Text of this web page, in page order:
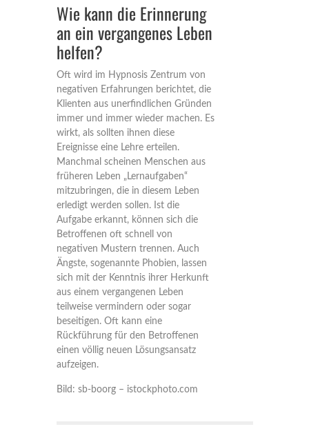
Wie kann die Erinnerung
an ein vergangenes Leben
helfen?
Oft wird im Hypnosis Zentrum von
negativen Erfahrungen berichtet, die
Klienten aus unerfindlichen Gründen
immer und immer wieder machen. Es
wirkt, als sollten ihnen diese
Ereignisse eine Lehre erteilen.
Manchmal scheinen Menschen aus
früheren Leben „Lernaufgaben“
mitzubringen, die in diesem Leben
erledigt werden sollen. Ist die
Aufgabe erkannt, können sich die
Betroffenen oft schnell von
negativen Mustern trennen. Auch
Ängste, sogenannte Phobien, lassen
sich mit der Kenntnis ihrer Herkunft
aus einem vergangenen Leben
teilweise vermindern oder sogar
beseitigen. Oft kann eine
Rückführung für den Betroffenen
einen völlig neuen Lösungsansatz
aufzeigen.
Bild: sb-boorg – istockphoto.com